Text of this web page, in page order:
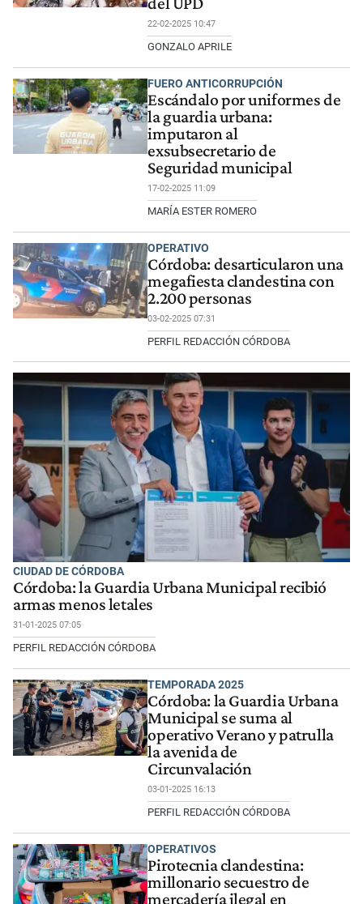
22-02-2025 10:47
GONZALO APRILE
FUERO ANTICORRUPCIÓN
Escándalo por uniformes de
la guardia urbana:
imputaron al
exsubsecretario de
Seguridad municipal
17-02-2025 11:09
MARÍA ESTER ROMERO
OPERATIVO
Córdoba: desarticularon una
megafiesta clandestina con
2.200 personas
03-02-2025 07:31
PERFIL REDACCIÓN CÓRDOBA
CIUDAD DE CÓRDOBA
Córdoba: la Guardia Urbana Municipal recibió
armas menos letales
31-01-2025 07:05
PERFIL REDACCIÓN CÓRDOBA
TEMPORADA 2025
Córdoba: la Guardia Urbana
Municipal se suma al
operativo Verano y patrulla
la avenida de
Circunvalación
03-01-2025 16:13
PERFIL REDACCIÓN CÓRDOBA
OPERATIVOS
Pirotecnia clandestina:
millonario secuestro de
mercadería ilegal en